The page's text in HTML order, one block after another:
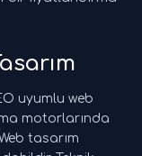
uyumlu web
motorlarında
tasarım